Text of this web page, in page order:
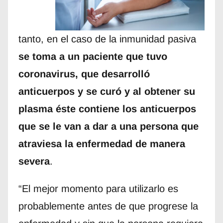
tanto, en el caso de la inmunidad pasiva
se toma a un paciente que tuvo
coronavirus, que desarrolló
anticuerpos y se curó y al obtener su
plasma éste contiene los anticuerpos
que se le van a dar a una persona que
atraviesa la enfermedad de manera
severa.
“El mejor momento para utilizarlo es
probablemente antes de que progrese la